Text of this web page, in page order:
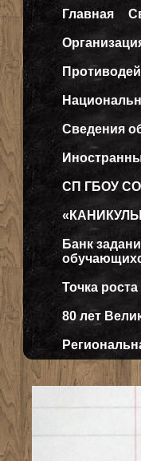
Главная
Сведения
СП ГБОУ
Банк
Точка роста
80 лет